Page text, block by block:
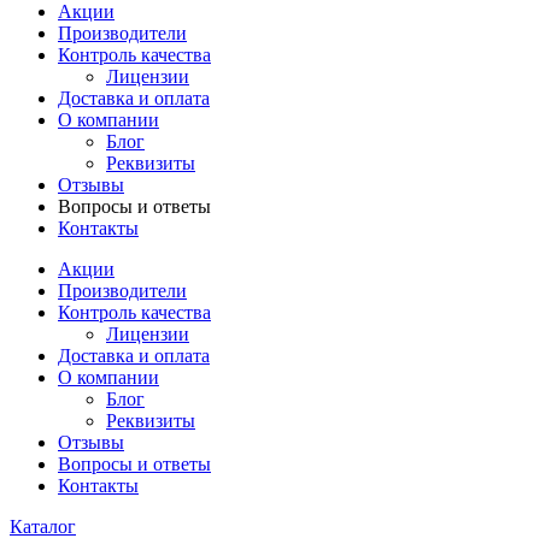
Акции
Производители
Контроль качества
Лицензии
Доставка и оплата
О компании
Блог
Реквизиты
Отзывы
Вопросы и ответы
Контакты
Акции
Производители
Контроль качества
Лицензии
Доставка и оплата
О компании
Блог
Реквизиты
Отзывы
Вопросы и ответы
Контакты
Каталог